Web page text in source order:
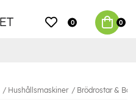
0 0
Hushållsmaskiner Brödrostar &